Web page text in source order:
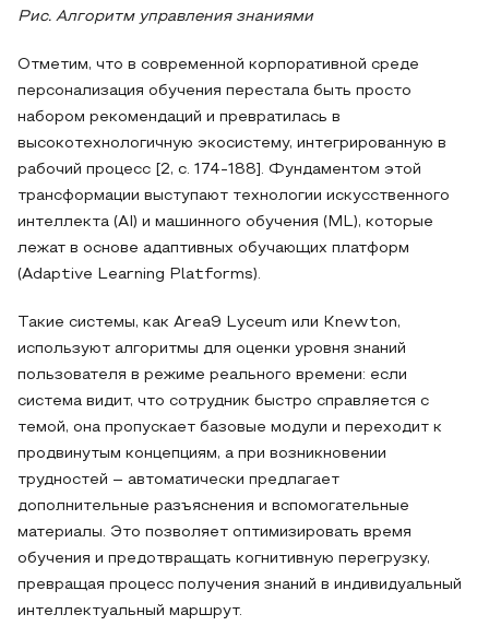
Рис. Алгоритм управления знаниями
Отметим, что в современной корпоративной среде
персонализация обучения перестала быть просто
набором рекомендаций и превратилась в
высокотехнологичную экосистему, интегрированную в
рабочий процесс [2, с. 174-188]. Фундаментом этой
трансформации выступают технологии искусственного
интеллекта (AI) и машинного обучения (ML), которые
лежат в основе адаптивных обучающих платформ
(Adaptive Learning Platforms).
Такие системы, как Area9 Lyceum или Knewton,
используют алгоритмы для оценки уровня знаний
пользователя в режиме реального времени: если
система видит, что сотрудник быстро справляется с
темой, она пропускает базовые модули и переходит к
продвинутым концепциям, а при возникновении
трудностей – автоматически предлагает
дополнительные разъяснения и вспомогательные
материалы. Это позволяет оптимизировать время
обучения и предотвращать когнитивную перегрузку,
превращая процесс получения знаний в индивидуальный
интеллектуальный маршрут.